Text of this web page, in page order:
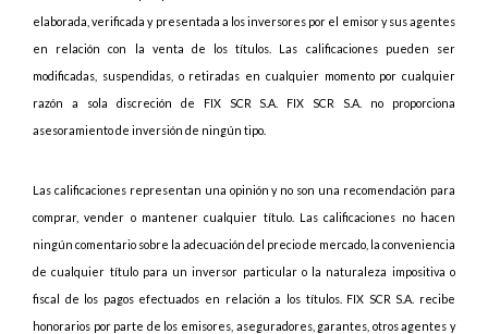
elaborada, verificada y presentada a los inversores por el emisor y sus agentes
en relación con la venta de los títulos. Las calificaciones pueden ser
modificadas, suspendidas, o retiradas en cualquier momento por cualquier
razón a sola discreción de FIX SCR S.A. FIX SCR S.A. no proporciona
asesoramiento de inversión de ningún tipo.
Las calificaciones representan una opinión y no son una recomendación para
comprar, vender o mantener cualquier título. Las calificaciones no hacen
ningún comentario sobre la adecuación del precio de mercado, la conveniencia
de cualquier título para un inversor particular o la naturaleza impositiva o
fiscal de los pagos efectuados en relación a los títulos. FIX SCR S.A. recibe
honorarios por parte de los emisores, aseguradores, garantes, otros agentes y